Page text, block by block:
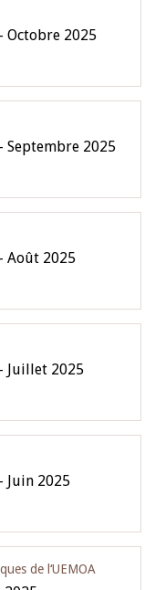
Octobre 2025
Septembre 2025
Août 2025
Juillet 2025
Juin 2025
de l‘UEMOA